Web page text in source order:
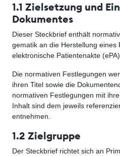
1.1 Zielsetzung und
Dokumentes
Dieser Steckbrief enthält
gematik an die Herstellung eines
elektronische Patientenakte (ePA).
Die normativen Festlegungen
ihren Titel sowie die
normativen Festlegungen mit
Inhalt sind dem jeweils
entnehmen.
1.2 Zielgruppe
Der Steckbrief richtet sich an